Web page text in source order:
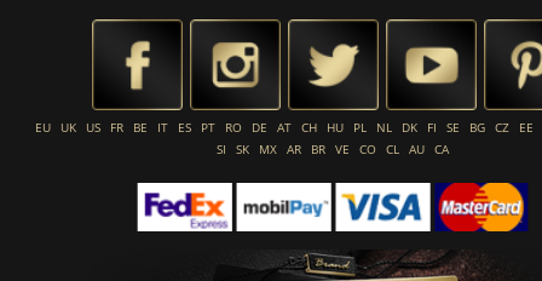
EU UK US FR BE IT ES PT RO DE AT CH HU PL NL DK FI SE BG CZ
EE
SI
SK MX AR BR VE CO CL AU CA